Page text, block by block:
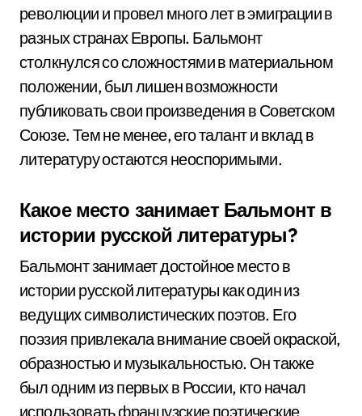
революции и провел много лет в эмиграции в
разных странах Европы. Бальмонт
столкнулся со сложностями в материальном
положении, был лишен возможности
публиковать свои произведения в Советском
Союзе. Тем не менее, его талант и вклад в
литературу остаются неоспоримыми.
Какое место занимает Бальмонт в
истории русской литературы?
Бальмонт занимает достойное место в
истории русской литературы как один из
ведущих символистических поэтов. Его
поэзия привлекала внимание своей окраской,
образностью и музыкальностью. Он также
был одним из первых в России, кто начал
использовать французские поэтические